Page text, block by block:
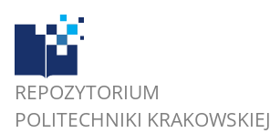
REPOZYTORIUM
POLITECHNIKI KRAKOWSKIEJ